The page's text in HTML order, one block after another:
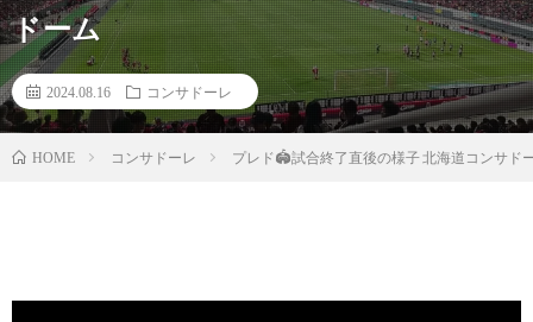
ドーム
2024.08.16 コンサドーレ
HOME コンサドーレ プレド🏟試合終了直後の様子 北海道コンサド